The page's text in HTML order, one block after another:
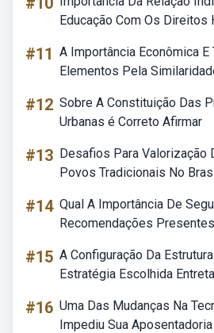
Educação Com Os Direitos
#11 A Importância Econômica
Elementos Pela
#12 Sobre A Constituição Das
Urbanas é Correto Afirmar
#13 Desafios Para Valorização
Povos Tradicionais No
#14 Qual A Importância De
Recomendações
#15 A Configuração Da
Estratégia Escolhida
#16 Uma Das Mudanças Na
Impediu Sua Aposentadoria